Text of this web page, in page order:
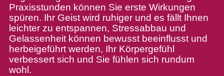
Praxisstunden können Sie erste Wirkungen
spüren. Ihr Geist wird ruhiger und es fällt Ihnen
leichter zu entspannen, Stressabbau und
Gelassenheit können bewusst beeinflusst und
herbeigeführt werden, Ihr Körpergefühl
verbessert sich und Sie fühlen sich rundum
wohl.